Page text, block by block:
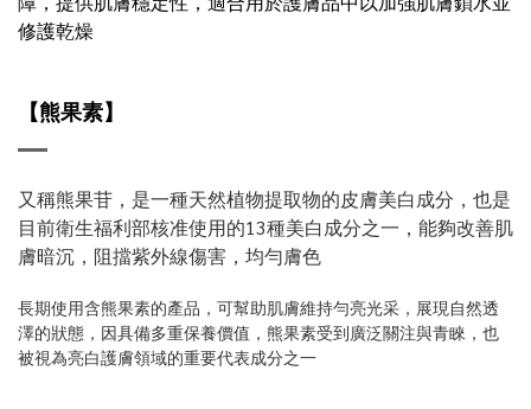
修護乾燥
【熊果素】
又稱熊果苷，是一種天然植物提取物的皮膚美白成分，也是
目前衛生福利部核准使用的13種美白成分之一，能夠改善肌
膚暗沉，阻擋紫外線傷害，均勻膚色
長期使用含熊果素的產品，可幫助肌膚維持勻亮光采，展現自然透
澤的狀態，因具備多重保養價值，熊果素受到廣泛關注與青睞，也
被視為亮白護膚領域的重要代表成分之一